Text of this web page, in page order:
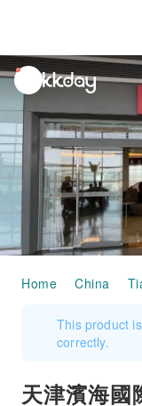
unread
notifications
Home China
This product
correctly.
天津濱海